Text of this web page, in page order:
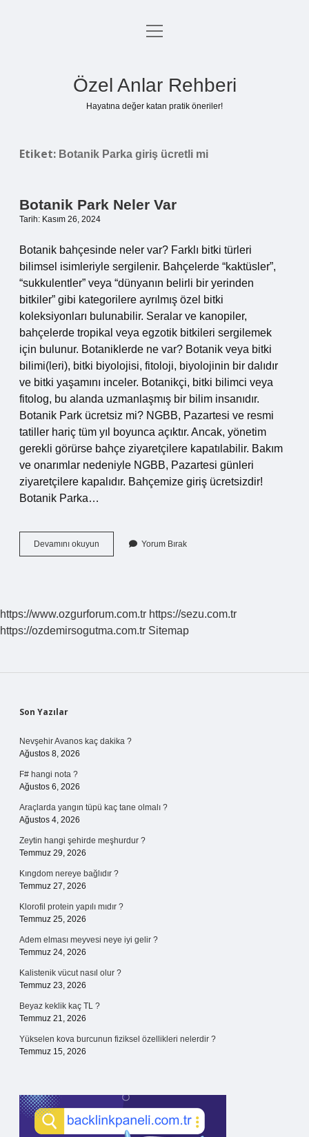
Anasayfa
menüyü
Özel Anlar Rehberi
Hayatına değer katan pratik öneriler!
Etiket: Botanik Parka giriş ücretli mi
Botanik Park Neler Var
Tarih: Kasım 26, 2024
Botanik bahçesinde neler var? Farklı bitki türleri
bilimsel isimleriyle sergilenir. Bahçelerde “kaktüsler”,
“sukkulentler” veya “dünyanın belirli bir yerinden
bitkiler” gibi kategorilere ayrılmış özel bitki
koleksiyonları bulunabilir. Seralar ve kanopiler,
bahçelerde tropikal veya egzotik bitkileri sergilemek
için bulunur. Botaniklerde ne var? Botanik veya bitki
bilimi(leri), bitki biyolojisi, fitoloji, biyolojinin bir dalıdır
ve bitki yaşamını inceler. Botanikçi, bitki bilimci veya
fitolog, bu alanda uzmanlaşmış bir bilim insanıdır.
Botanik Park ücretsiz mi? NGBB, Pazartesi ve resmi
tatiller hariç tüm yıl boyunca açıktır. Ancak, yönetim
gerekli görürse bahçe ziyaretçilere kapatılabilir. Bakım
ve onarımlar nedeniyle NGBB, Pazartesi günleri
ziyaretçilere kapalıdır. Bahçemize giriş ücretsizdir!
Botanik Parka…
Devamını okuyun
Park
Yorum Bırak
https://www.ozgurforum.com.tr https://sezu.com.tr
https://ozdemirsogutma.com.tr Sitemap
Sidebar
Son Yazılar
Nevşehir Avanos kaç dakika ?
Ağustos 8, 2026
F# hangi nota ?
Ağustos 6, 2026
Araçlarda yangın tüpü kaç tane olmalı ?
Ağustos 4, 2026
Zeytin hangi şehirde meşhurdur ?
Temmuz 29, 2026
Kıngdom nereye bağlıdır ?
Temmuz 27, 2026
Klorofil protein yapılı mıdır ?
Temmuz 25, 2026
Adem elması meyvesi neye iyi gelir ?
Temmuz 24, 2026
Kalistenik vücut nasıl olur ?
Temmuz 23, 2026
Beyaz keklik kaç TL ?
Temmuz 21, 2026
Yükselen kova burcunun fiziksel özellikleri nelerdir ?
Temmuz 15, 2026